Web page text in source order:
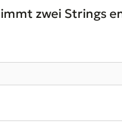
zwei Strings